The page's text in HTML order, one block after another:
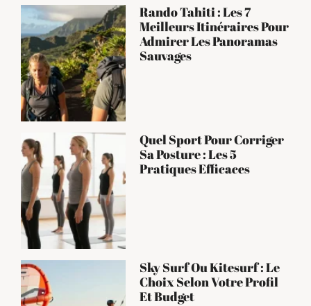
Rando Tahiti : Les 7
Meilleurs Itinéraires Pour
Admirer Les Panoramas
Sauvages
Quel Sport Pour Corriger
Sa Posture : Les 5
Pratiques Efficaces
Sky Surf Ou Kitesurf : Le
Choix Selon Votre Profil
Et Budget